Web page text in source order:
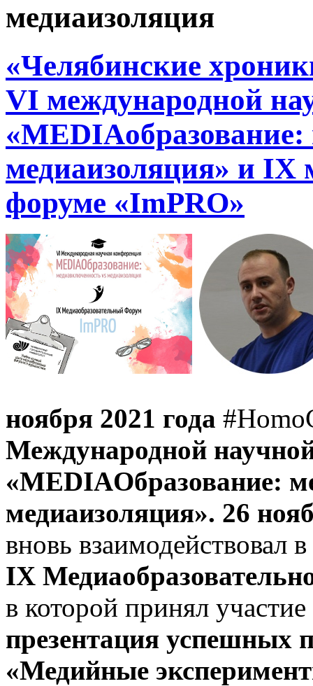
медиаизоляция
«Челябинские
VI международной
медиаизоляция» и IX
форуме «ImPRO»
ноября 2021 года
Международной
«MEDIAОбразование:
медиаизоляция». 26
вновь взаимодействовал
IX
в которой принял участие
презентация успешных
«Медийные